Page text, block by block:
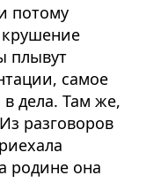
потому
крушение
плывут
самое
дела. Там же,
разговоров
родине она